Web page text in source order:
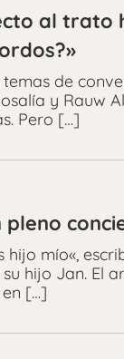
al trato
de
y Rauw
Pero […]
pleno
hijo mío«,
hijo Jan. El
[…]